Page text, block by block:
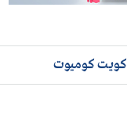
كويت كوميوت